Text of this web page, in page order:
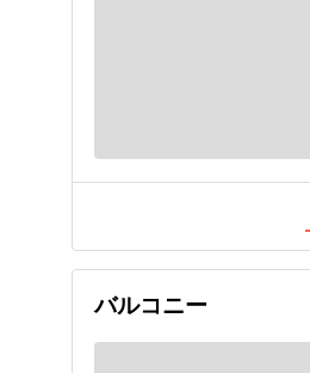
バルコニー